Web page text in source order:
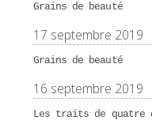
Grains de beauté
17 septembre 2019
Grains de beauté
16 septembre 2019
Les traits de quatre